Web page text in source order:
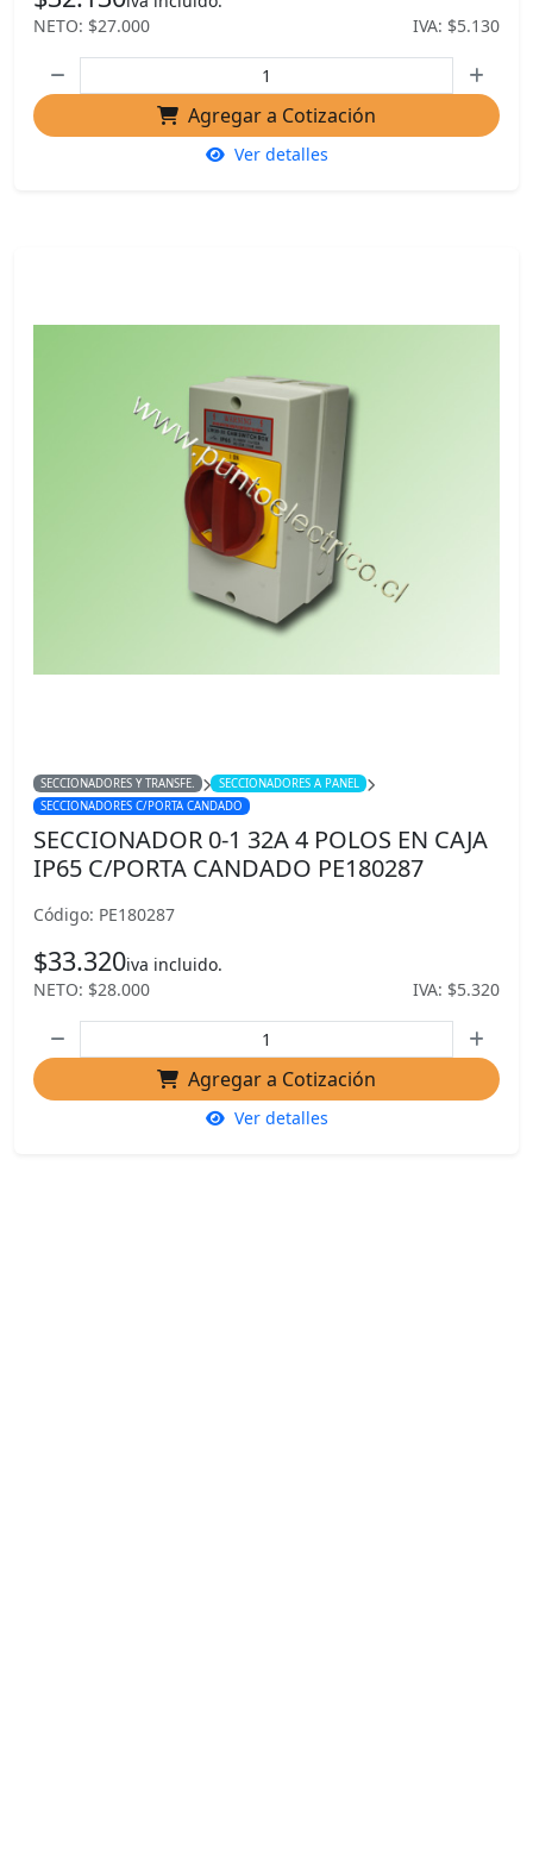
NETO: $27.000
IVA: $5.130
Agregar a Cotización
Ver detalles
SECCIONADORES Y TRANSFE.
SECCIONADORES A PANEL
SECCIONADORES C/PORTA CANDADO
SECCIONADOR 0-1 32A 4 POLOS EN CAJA
IP65 C/PORTA CANDADO PE180287
Código: PE180287
$33.320iva incluido.
NETO: $28.000
IVA: $5.320
Agregar a Cotización
Ver detalles